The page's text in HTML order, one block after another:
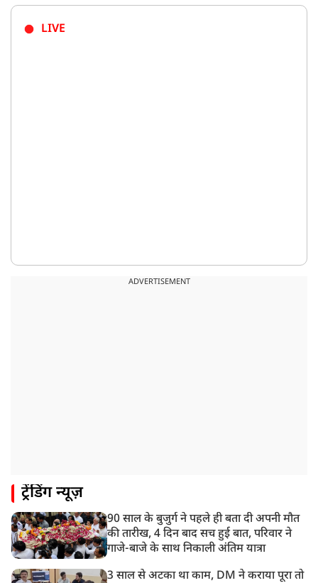
LIVE
ADVERTISEMENT
ट्रेंडिंग न्यूज़
90 साल के बुजुर्ग ने पहले ही बता दी अपनी मौत
की तारीख, 4 दिन बाद सच हुई बात, परिवार ने
गाजे-बाजे के साथ निकाली अंतिम यात्रा
3 साल से अटका था काम, DM ने कराया पूरा तो